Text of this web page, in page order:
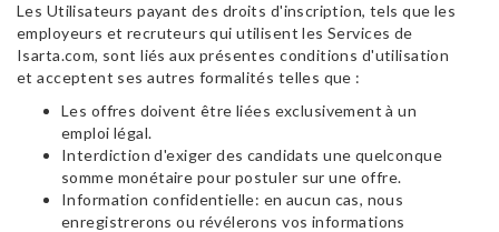
Les Utilisateurs payant des droits d'inscription, tels que les
employeurs et recruteurs qui utilisent les Services de
Isarta.com, sont liés aux présentes conditions d'utilisation
et acceptent ses autres formalités telles que :
Les offres doivent être liées exclusivement à un
emploi légal.
Interdiction d'exiger des candidats une quelconque
somme monétaire pour postuler sur une offre.
Information confidentielle: en aucun cas, nous
enregistrerons ou révélerons vos informations